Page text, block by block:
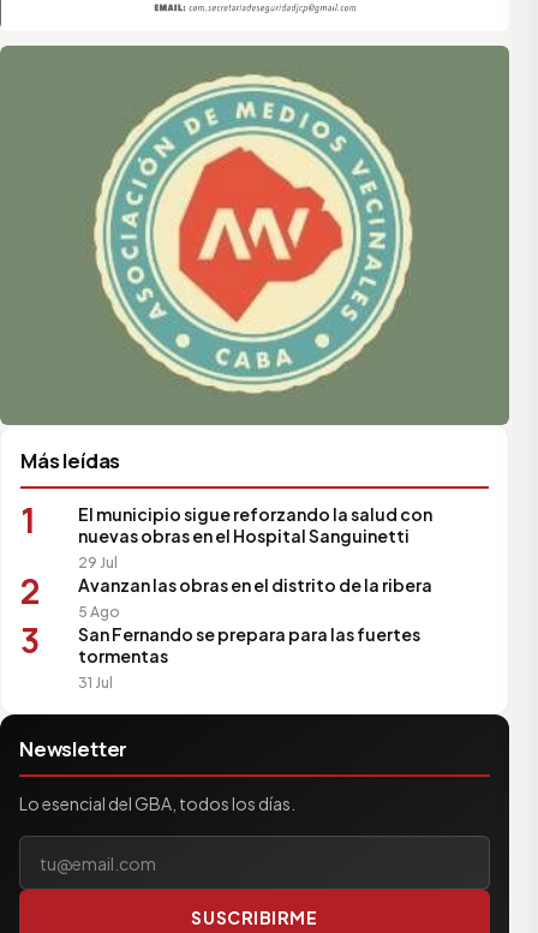
Asociación de Medios Vecinales
Más leídas
1
El municipio sigue reforzando la salud con
nuevas obras en el Hospital Sanguinetti
29 Jul
2 Avanzan las obras en el distrito de la ribera
5 Ago
3
San Fernando se prepara para las fuertes
tormentas
31 Jul
Newsletter
Lo esencial del GBA, todos los días.
Tu correo electrónico
SUSCRIBIRME